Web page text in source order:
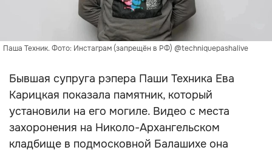
Паша Техник. Фото: Инстаграм (запрещён в РФ) @techniquepashalive
Бывшая супруга рэпера Паши Техника Ева
Карицкая показала памятник, который
установили на его могиле. Видео с места
захоронения на Николо-Архангельском
кладбище в подмосковной Балашихе она